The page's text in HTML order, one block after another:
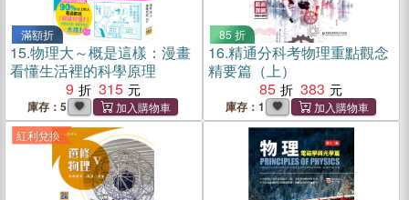
滿額折
15.物理大～概是這樣：漫畫
看懂生活裡的科學原理
9
315
庫存：5
85 折
16.精通分科考物理重點觀念
精要篇（上）
85
383
庫存：1
紅利兌換